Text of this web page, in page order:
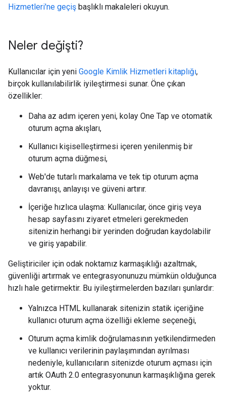
Hizmetleri'ne geçiş başlıklı makaleleri okuyun.
Neler değişti?
Kullanıcılar için yeni Google Kimlik Hizmetleri kitaplığı,
birçok kullanılabilirlik iyileştirmesi sunar. Öne çıkan
özellikler:
Daha az adım içeren yeni, kolay One Tap ve otomatik
oturum açma akışları,
Kullanıcı kişiselleştirmesi içeren yenilenmiş bir
oturum açma düğmesi,
Web'de tutarlı markalama ve tek tip oturum açma
davranışı, anlayışı ve güveni artırır.
İçeriğe hızlıca ulaşma: Kullanıcılar, önce giriş veya
hesap sayfasını ziyaret etmeleri gerekmeden
sitenizin herhangi bir yerinden doğrudan kaydolabilir
ve giriş yapabilir.
Geliştiriciler için odak noktamız karmaşıklığı azaltmak,
güvenliği artırmak ve entegrasyonunuzu mümkün olduğunca
hızlı hale getirmektir. Bu iyileştirmelerden bazıları şunlardır:
Yalnızca HTML kullanarak sitenizin statik içeriğine
kullanıcı oturum açma özelliği ekleme seçeneği,
Oturum açma kimlik doğrulamasının yetkilendirmeden
ve kullanıcı verilerinin paylaşımından ayrılması
nedeniyle, kullanıcıların sitenizde oturum açması için
artık OAuth 2.0 entegrasyonunun karmaşıklığına gerek
yoktur.